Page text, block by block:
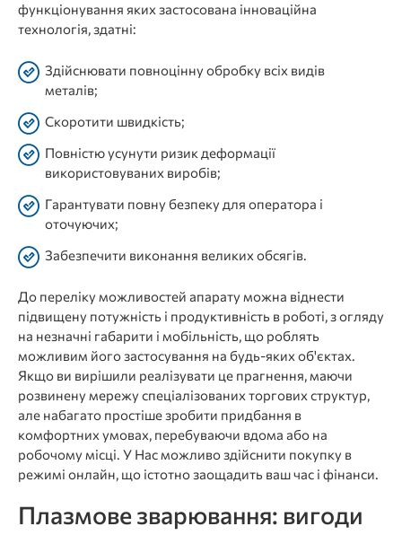
функціонування яких застосована інноваційна
технологія, здатні:
Здійснювати повноцінну обробку всіх видів
металів;
Скоротити швидкість;
Повністю усунути ризик деформації
використовуваних виробів;
Гарантувати повну безпеку для оператора і
оточуючих;
Забезпечити виконання великих обсягів.
До переліку можливостей апарату можна віднести
підвищену потужність і продуктивність в роботі, з огляду
на незначні габарити і мобільність, що роблять
можливим його застосування на будь-яких об'єктах.
Якщо ви вирішили реалізувати це прагнення, маючи
розвинену мережу спеціалізованих торгових структур,
але набагато простіше зробити придбання в
комфортних умовах, перебуваючи вдома або на
робочому місці. У Нас можливо здійснити покупку в
режимі онлайн, що істотно заощадить ваш час і фінанси.
Плазмове зварювання: вигоди